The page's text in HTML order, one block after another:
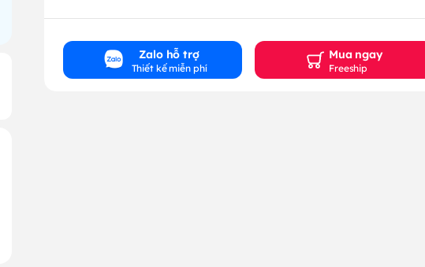
Zalo hỗ trợ
Thiết kế miễn phí
Mua ngay
Freeship